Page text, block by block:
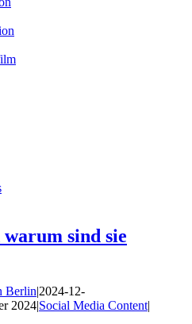
warum sind sie
Berlin|2024-12-
2024|Social Media Content|